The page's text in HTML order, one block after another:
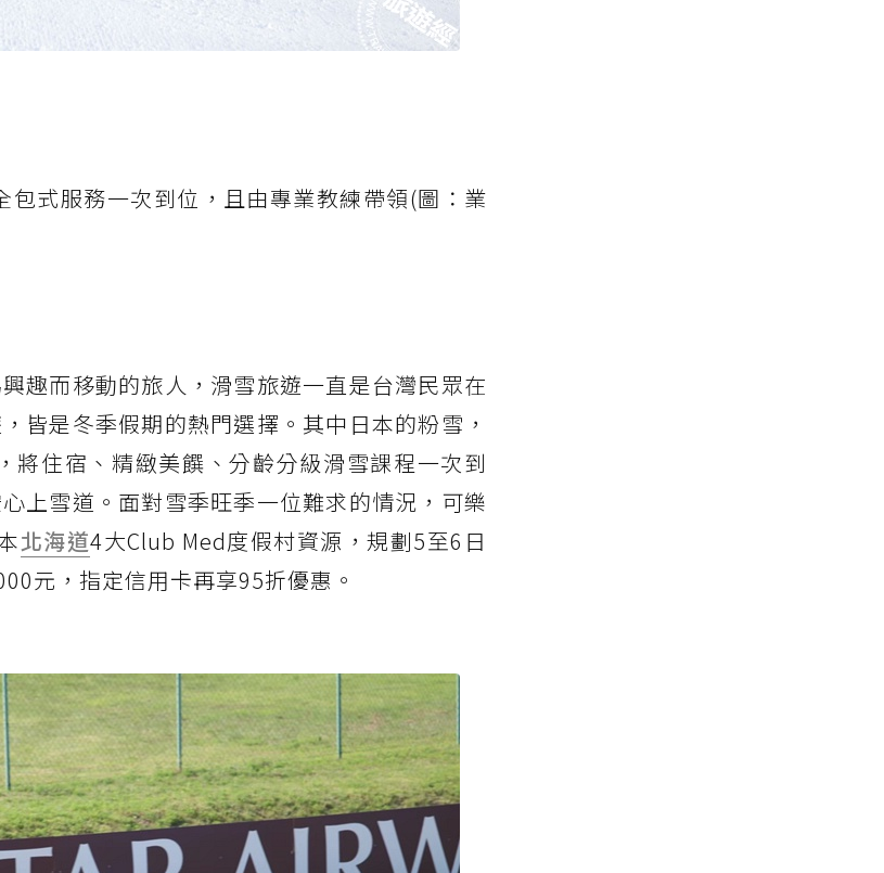
包式服務一次到位，且由專業教練帶領(圖：業
趣而移動的旅人，滑雪旅遊一直是台灣民眾在
皆是冬季假期的熱門選擇。其中日本的粉雪，
住宿、精緻美饌、分齡分級滑雪課程一次到
上雪道。面對雪季旺季一位難求的情況，可樂
北海道4大Club Med度假村資源，規劃5至6日
元，指定信用卡再享95折優惠。